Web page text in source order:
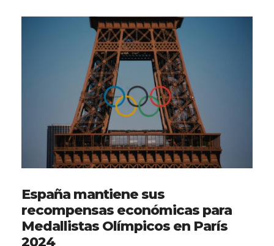
España mantiene sus
recompensas económicas para
Medallistas Olímpicos en París
2024